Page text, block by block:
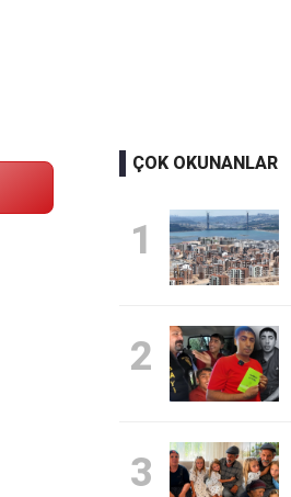
ÇOK OKUNANLAR
1
2
3